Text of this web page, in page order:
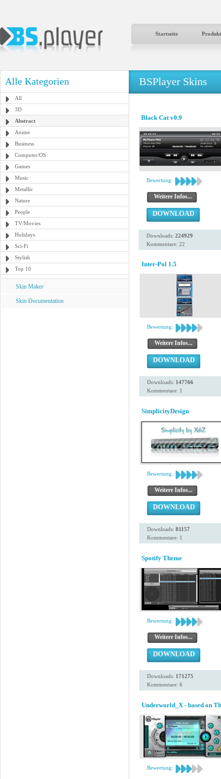
Startseite
Alle Kategorien
All
3D
Abstract
Anime
Business
Computer/OS
Games
Music
Metallic
Nature
People
TV/Movies
Holidays
Sci-Fi
Stylish
Top 10
Skin Maker
Skin Documentation
BSPlayer Skins
Black Cat v0.9
Bewertung:
Weitere Infos...
DOWNLOAD
Downloads: 224929
Kommentare: 22
Inter-Pol 1.5
Bewertung:
Weitere Infos...
DOWNLOAD
Downloads: 147766
Kommentare: 1
SimplicityDesign
Bewertung:
Weitere Infos...
DOWNLOAD
Downloads: 81157
Kommentare: 1
Spotify Theme
Bewertung:
Weitere Infos...
DOWNLOAD
Downloads: 171275
Kommentare: 6
Underworld_X - based on
Bewertung: